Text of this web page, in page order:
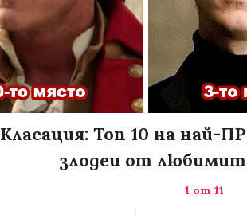
Класация: Топ 10 на най-
злодеи от
1 от 11